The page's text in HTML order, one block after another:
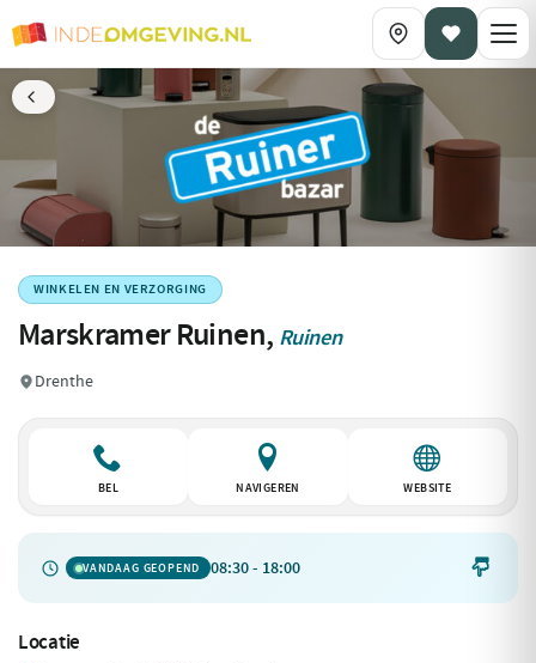
WINKELEN EN VERZORGING
Marskramer Ruinen, Ruinen
Drenthe
BEL NAVIGEREN WEBSITE
VANDAAG GEOPEND 08:30 - 18:00 
Locatie